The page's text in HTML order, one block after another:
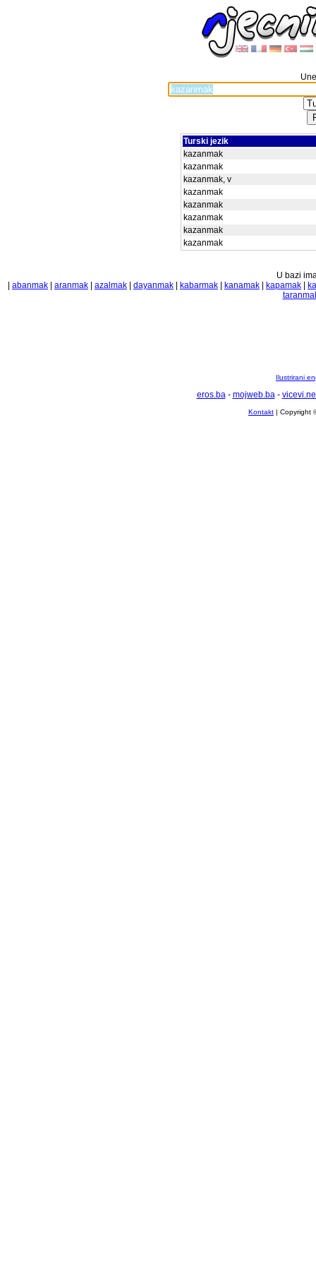
Turski jezik
kazanmak
kazanmak
kazanmak, v
kazanmak
kazanmak
kazanmak
kazanmak
kazanmak
U bazi
abanmak aranmak azalmak dayanmak kabarmak kanamak kapamak
Ilustrirani
eros.ba- mojweb.ba-
Kontakt | Copyright